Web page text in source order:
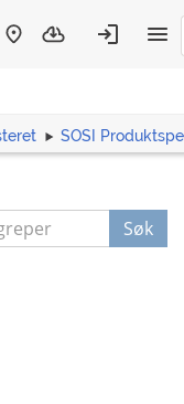
SOSI
Søk